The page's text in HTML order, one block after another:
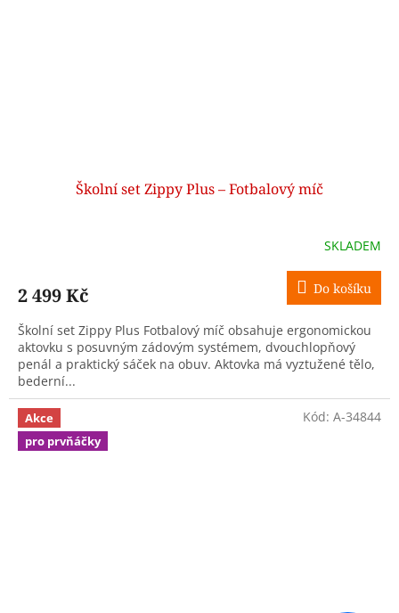
Školní set Zippy Plus – Fotbalový míč
SKLADEM
2 499 Kč Do košíku
Školní set Zippy Plus Fotbalový míč obsahuje ergonomickou
aktovku s posuvným zádovým systémem, dvouchlopňový
penál a praktický sáček na obuv. Aktovka má vyztužené tělo,
bederní...
Akce
pro prvňáčky
Kód: A-34844